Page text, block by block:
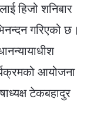
हिजो शनिबार
गरिएको छ।
आयोजना
टेकबहादुर